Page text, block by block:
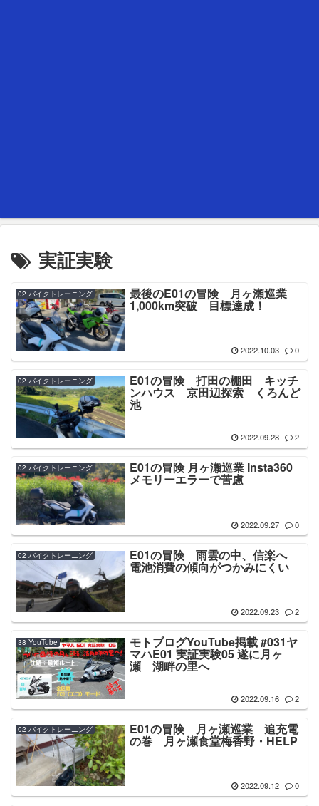
実証実験
02 バイクトレーニング 最後のE01の冒険 月ヶ瀬巡業
1,000km突破 目標達成！
2022.10.03 0
02 バイクトレーニング E01の冒険 打田の棚田 キッチ
ンハウス 京田辺探索 くろんど
池
2022.09.28 2
02 バイクトレーニング E01の冒険 月ヶ瀬巡業 Insta360
メモリーエラーで苦慮
2022.09.27 0
02 バイクトレーニング E01の冒険 雨雲の中、信楽へ
電池消費の傾向がつかみにくい
2022.09.23 2
38 YouTube モトブログYouTube掲載 #031ヤ
マハE01 実証実験05 遂に月ヶ
瀬 湖畔の里へ
2022.09.16 2
02 バイクトレーニング E01の冒険 月ヶ瀬巡業 追充電
の巻 月ヶ瀬食堂梅香野・HELP
2022.09.12 0